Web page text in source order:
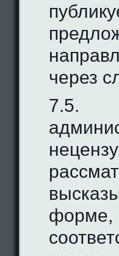
через
7.5.
форме,